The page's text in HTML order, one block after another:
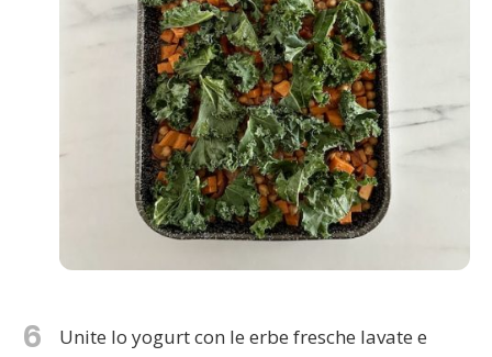
6
Unite lo yogurt con le erbe fresche lavate e